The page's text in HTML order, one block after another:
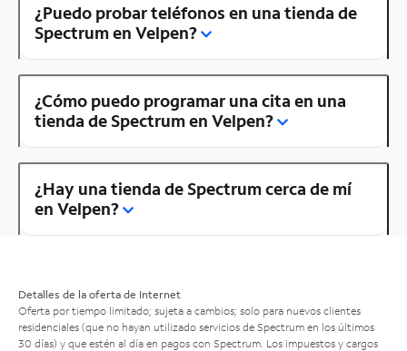
¿Puedo probar teléfonos en una tienda de
Spectrum en Velpen?
¿Cómo puedo programar una cita en una
tienda de Spectrum en Velpen?
¿Hay una tienda de Spectrum cerca de mí
en Velpen?
Detalles de la oferta de Internet
Oferta por tiempo limitado; sujeta a cambios; solo para nuevos clientes
residenciales (que no hayan utilizado servicios de Spectrum en los últimos
30 días) y que estén al día en pagos con Spectrum. Los impuestos y cargos